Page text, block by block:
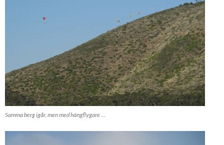
Samma berg igår, men med hängflygare …